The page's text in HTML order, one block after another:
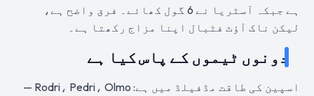
ہے جبکہ آسٹریا نے 6 گول کھائے۔ فرق واضح ہے،
لیکن ناک آؤٹ فٹبال اپنا مزاج رکھتا ہے۔
دونوں ٹیموں کے پاس کیا ہے
اسپین کی طاقت مڈفیلڈ میں ہے: Rodri، Pedri، Olmo —